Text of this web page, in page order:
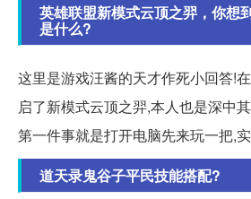
英雄联盟新模式云顶之羿，你想
是什么?
这里是游戏汪酱的天才作死小回答!
启了新模式云顶之羿,本人也是深中
第一件事就是打开电脑先来玩一把,实
道天录鬼谷子平民技能搭配?